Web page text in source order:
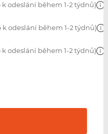
odeslání během 1-2 týdnů)
odeslání během 1-2 týdnů)
odeslání během 1-2 týdnů)